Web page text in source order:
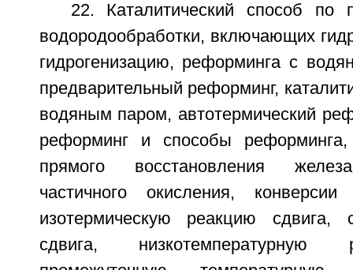
22. Каталитический способ по
водородообработки, включающих
гидрогенизацию, реформинга с
предварительный реформинг,
водяным паром, автотермический
реформинг и способы
прямого восстановления
частичного окисления,
изотермическую реакцию сдвига,
сдвига, низкотемпературную